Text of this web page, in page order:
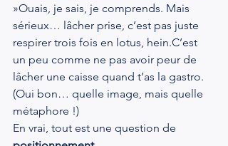
»Ouais, je sais, je comprends. Mais
sérieux… lâcher prise, c’est pas juste
respirer trois fois en lotus, hein.C’est
un peu comme ne pas avoir peur de
lâcher une caisse quand t’as la gastro.
(Oui bon… quelle image, mais quelle
métaphore !)
En vrai, tout est une question de